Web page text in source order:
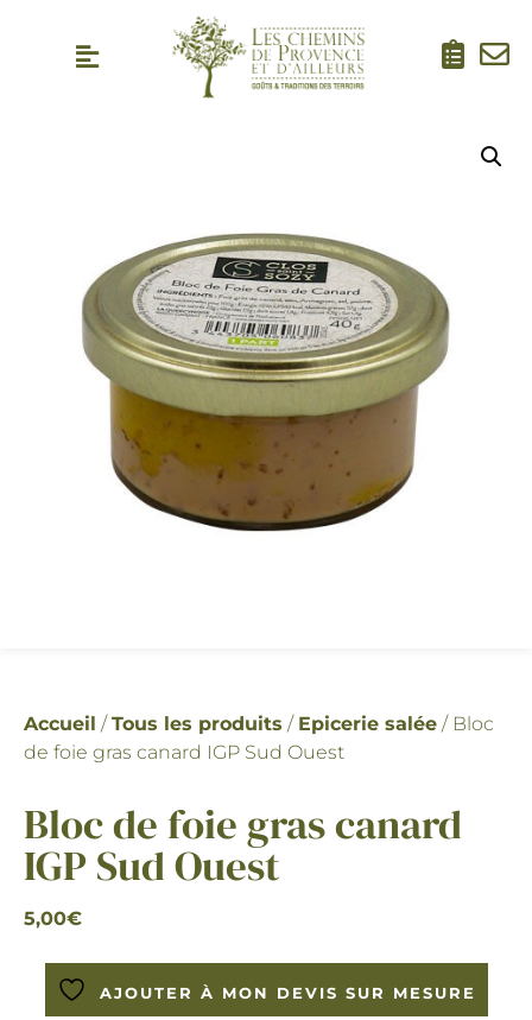
Accueil /Tous les produits / Epicerie salée / Bloc
de foie gras canard IGP Sud Ouest
Bloc de foie gras canard
IGP Sud Ouest
5,00€
AJOUTER À MON DEVIS SUR MESURE